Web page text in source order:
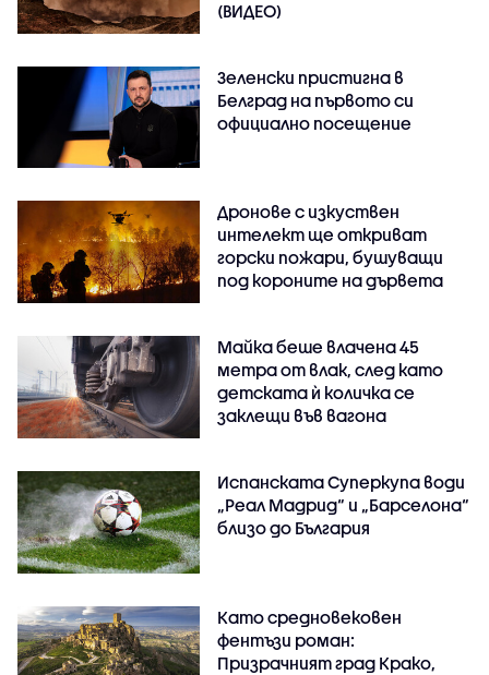
(ВИДЕО)
Зеленски пристигна в
Белград на първото си
официално посещение
Дронове с изкуствен
интелект ще откриват
горски пожари, бушуващи
под короните на дървета
Майка беше влачена 45
метра от влак, след като
детската ѝ количка се
заклещи във вагона
Испанската Суперкупа води
„Реал Мадрид“ и „Барселона“
близо до България
Като средновековен
фентъзи роман:
Призрачният град Крако,